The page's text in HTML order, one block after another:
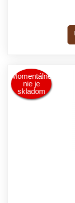
Momentálne
nie je
skladom